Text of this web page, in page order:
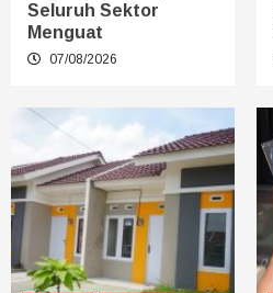
Seluruh Sektor
Menguat
07/08/2026